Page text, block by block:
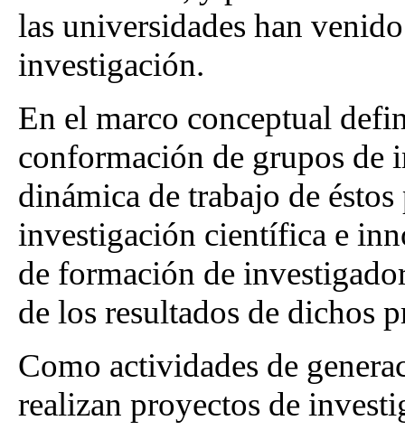
las universidades han
investigación.
En el marco conceptual
conformación de grupos de
dinámica de trabajo de
investigación científica e
de formación de
de los resultados de dichos
Como actividades de
realizan proyectos de